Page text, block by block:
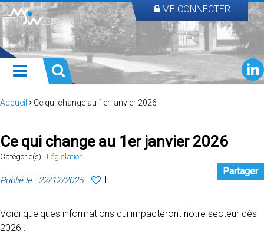
ME CONNECTER
Accueil Ce qui change au 1er janvier 2026
Ce qui change au 1er janvier 2026
Catégorie(s) : Législation
Publié le : 22/12/2025 1
Partager
Voici quelques informations qui impacteront notre secteur dès
2026 :